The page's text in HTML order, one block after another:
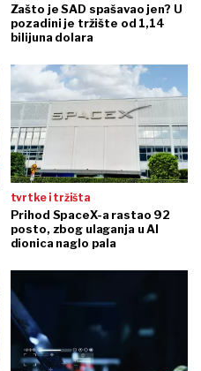
Zašto je SAD spašavao jen? U
pozadini je tržište od 1,14
bilijuna dolara
tvrtke i tržišta
Prihod SpaceX-a rastao 92
posto, zbog ulaganja u AI
dionica naglo pala